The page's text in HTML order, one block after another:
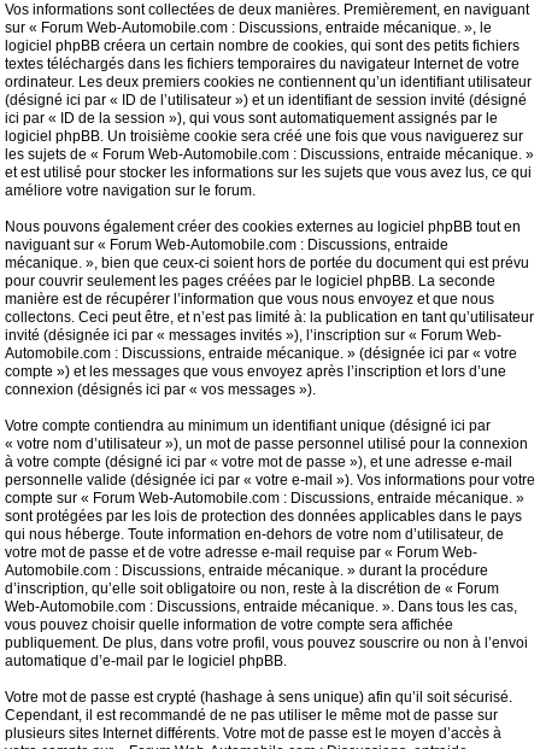
Vos informations sont collectées de deux manières. Premièrement, en naviguant
sur « Forum Web-Automobile.com : Discussions, entraide mécanique. », le
logiciel phpBB créera un certain nombre de cookies, qui sont des petits fichiers
textes téléchargés dans les fichiers temporaires du navigateur Internet de votre
ordinateur. Les deux premiers cookies ne contiennent qu’un identifiant utilisateur
(désigné ici par « ID de l’utilisateur ») et un identifiant de session invité (désigné
ici par « ID de la session »), qui vous sont automatiquement assignés par le
logiciel phpBB. Un troisième cookie sera créé une fois que vous naviguerez sur
les sujets de « Forum Web-Automobile.com : Discussions, entraide mécanique. »
et est utilisé pour stocker les informations sur les sujets que vous avez lus, ce qui
améliore votre navigation sur le forum.
Nous pouvons également créer des cookies externes au logiciel phpBB tout en
naviguant sur « Forum Web-Automobile.com : Discussions, entraide
mécanique. », bien que ceux-ci soient hors de portée du document qui est prévu
pour couvrir seulement les pages créées par le logiciel phpBB. La seconde
manière est de récupérer l’information que vous nous envoyez et que nous
collectons. Ceci peut être, et n’est pas limité à: la publication en tant qu’utilisateur
invité (désignée ici par « messages invités »), l’inscription sur « Forum Web-
Automobile.com : Discussions, entraide mécanique. » (désignée ici par « votre
compte ») et les messages que vous envoyez après l’inscription et lors d’une
connexion (désignés ici par « vos messages »).
Votre compte contiendra au minimum un identifiant unique (désigné ici par
« votre nom d’utilisateur »), un mot de passe personnel utilisé pour la connexion
à votre compte (désigné ici par « votre mot de passe »), et une adresse e-mail
personnelle valide (désignée ici par « votre e-mail »). Vos informations pour votre
compte sur « Forum Web-Automobile.com : Discussions, entraide mécanique. »
sont protégées par les lois de protection des données applicables dans le pays
qui nous héberge. Toute information en-dehors de votre nom d’utilisateur, de
votre mot de passe et de votre adresse e-mail requise par « Forum Web-
Automobile.com : Discussions, entraide mécanique. » durant la procédure
d’inscription, qu’elle soit obligatoire ou non, reste à la discrétion de « Forum
Web-Automobile.com : Discussions, entraide mécanique. ». Dans tous les cas,
vous pouvez choisir quelle information de votre compte sera affichée
publiquement. De plus, dans votre profil, vous pouvez souscrire ou non à l’envoi
automatique d’e-mail par le logiciel phpBB.
Votre mot de passe est crypté (hashage à sens unique) afin qu’il soit sécurisé.
Cependant, il est recommandé de ne pas utiliser le même mot de passe sur
plusieurs sites Internet différents. Votre mot de passe est le moyen d’accès à